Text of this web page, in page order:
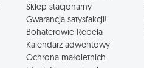
Sklep stacjonarny
Gwarancja satysfakcji!
Bohaterowie Rebela
Kalendarz adwentowy
Ochrona małoletnich